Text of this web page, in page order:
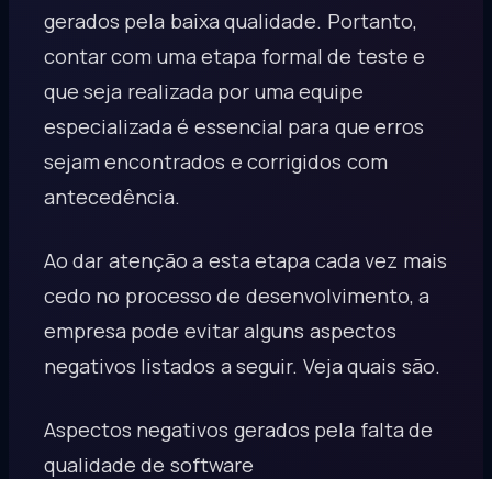
gerados pela baixa qualidade. Portanto,
contar com uma etapa formal de teste e
que seja realizada por uma equipe
especializada é essencial para que erros
sejam encontrados e corrigidos com
antecedência.
Ao dar atenção a esta etapa cada vez mais
cedo no processo de desenvolvimento, a
empresa pode evitar alguns aspectos
negativos listados a seguir. Veja quais são.
Aspectos negativos gerados pela falta de
qualidade de software